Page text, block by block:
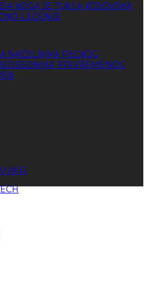
KOGA JE TUKLA KOSOVSKA
LEČENJE
NAČELNIKA PEĆKOG
PRIVREMENOG
MIR.